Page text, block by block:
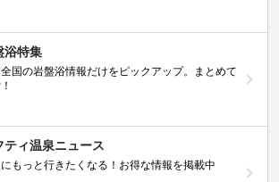
浴特集
全国の岩盤浴情報だけをピックアップ。まとめて
ティ温泉ニュース
もっと行きたくなる！お得な情報を掲載中